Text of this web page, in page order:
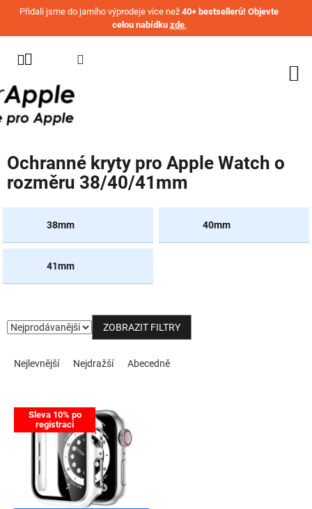
Přejít na obsah
Přidali jsme do jarního výprodeje více než 40+ bestsellerů! Objevte
celou nabídku zde.
IPHONE
MACBOOK
AIRPODS
AIRTAG
OSTATNÍ
ZNAČKY
%
Ochranné kryty pro Apple Watch o
rozměru 38/40/41mm
38mm 40mm
41mm
ZOBRAZIT FILTRY
Nejlevnější Nejdražší Abecedně
Výpis produktů
Sleva 10% po
registraci